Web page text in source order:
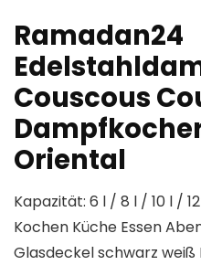
Ramadan24
Couscous
Oriental
Kapazität: 6 l / 8 l / 10 l /
Kochen Küche Essen
Glasdeckel schwarz